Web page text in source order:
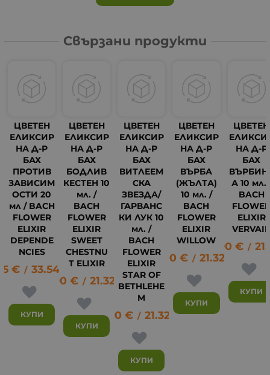
Свързани продукти
ЦВЕТЕН
ЕЛИКСИР
НА Д-Р
БАХ
ПРОТИВ
ЗАВИСИМ
ОСТИ 20
мл / BACH
FLOWER
ELIXIR
DEPENDE
NCIES
€ / 33.54 лв.
КУПИ
ЦВЕТЕН
ЕЛИКСИР
НА Д-Р
БАХ
БОДЛИВ
КЕСТЕН 10
мл. /
BACH
FLOWER
ELIXIR
SWEET
CHESTNU
T ELIXIR
10.90 € / 21.32 лв.
КУПИ
ЦВЕТЕН
ЕЛИКСИР
НА Д-Р
БАХ
ВИТЛЕЕМ
СКА
ЗВЕЗДА/
ГАРВАНС
КИ ЛУК 10
мл. /
BACH
FLOWER
ELIXIR
STAR OF
BETHLEHE
M
10.90 € / 21.32 лв.
КУПИ
ЦВЕТЕН
ЕЛИКСИР
НА Д-Р
БАХ
ВЪРБА
(ЖЪЛТА)
10 мл. /
BACH
FLOWER
ELIXIR
WILLOW
10.90 € / 21.32
КУПИ
ЦВЕТЕН
НА Д-Р
БАХ
А 10 мл.
BACH
ELIXIR
10.90 € /
КУПИ